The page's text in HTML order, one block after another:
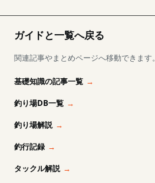
ガイドと一覧へ戻る
関連記事やまとめページへ移動できます。
基礎知識の記事一覧
釣り場DB一覧
釣り場解説
釣行記録
タックル解説